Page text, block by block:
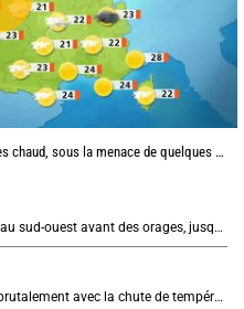
sous la menace de quelques orages
Météo aujourd'hui : très fortes chaleurs au sud-ouest avant des orages, jusqu'à 39°C
Eclipse J-5 : l'humidité augmente-t-elle brutalement avec la chute de température pendant l'éclipse du 12 août ?